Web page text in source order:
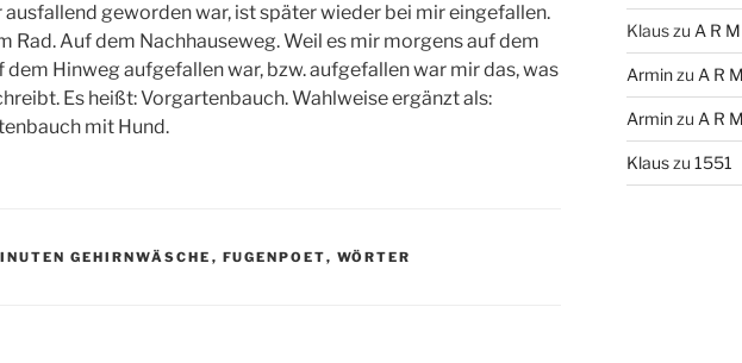
ausfallend geworden war, ist später wieder bei mir eingefallen.
Rad. Auf dem Nachhauseweg. Weil es mir morgens auf dem
dem Hinweg aufgefallen war, bzw. aufgefallen war mir das, was
Es heißt: Vorgartenbauch. Wahlweise ergänzt als:
mit Hund.
GEHIRNWÄSCHE , FUGENPOET, WÖRTER
Klauszu A R
Arminzu A R
Arminzu A R
Klauszu 1551